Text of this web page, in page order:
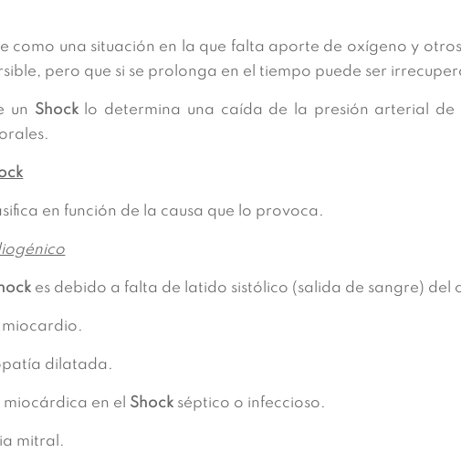
como una situación en la que falta aporte de oxígeno y
pero que si se prolonga en el tiempo puede ser
un Shocklo determina una caída de la presión arterial
en función de la causa que lo provoca.
es debido a falta de latido sistólico (salida de sangre) del
miocardio.
dilatada.
miocárdica en el Shock séptico o infeccioso.
mitral.